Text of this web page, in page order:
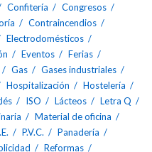
Confitería
Congresos
Contraincendios
Electrodomésticos
Eventos
Ferias
Gas
Gases industriales
Hospitalización
Hostelería
ISO Lácteos
Letra Q
Material de oficina
P.V.C.
Panadería
Reformas